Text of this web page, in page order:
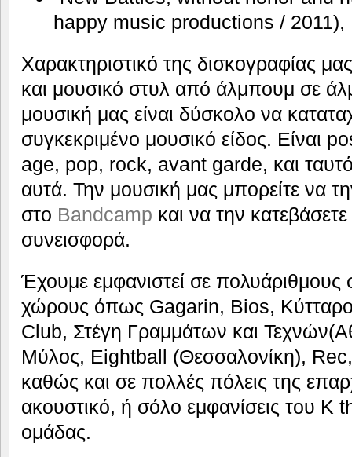
happy music productions / 2011),
Χαρακτηριστικό της δισκογραφίας
και μουσικό στυλ από άλμπουμ σε
μουσική μας είναι δύσκολο να
συγκεκριμένο μουσικό είδος. Είναι
age, pop, rock, avant garde, και
αυτά. Την μουσική μας μπορείτε να
στο Bandcamp και να την
συνεισφορά.
Έχουμε εμφανιστεί σε πολυάριθμους
χώρους όπως Gagarin, Bios,
Club, Στέγη Γραμμάτων και
Μύλος, Eightball (Θεσσαλονίκη),
καθώς και σε πολλές πόλεις της
ακουστικό, ή σόλο εμφανίσεις του Κ
ομάδας.